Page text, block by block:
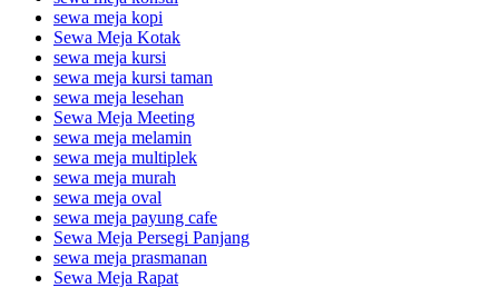
sewa meja kopi
Sewa Meja Kotak
sewa meja kursi
sewa meja kursi taman
sewa meja lesehan
Sewa Meja Meeting
sewa meja melamin
sewa meja multiplek
sewa meja murah
sewa meja oval
sewa meja payung cafe
Sewa Meja Persegi Panjang
sewa meja prasmanan
Sewa Meja Rapat